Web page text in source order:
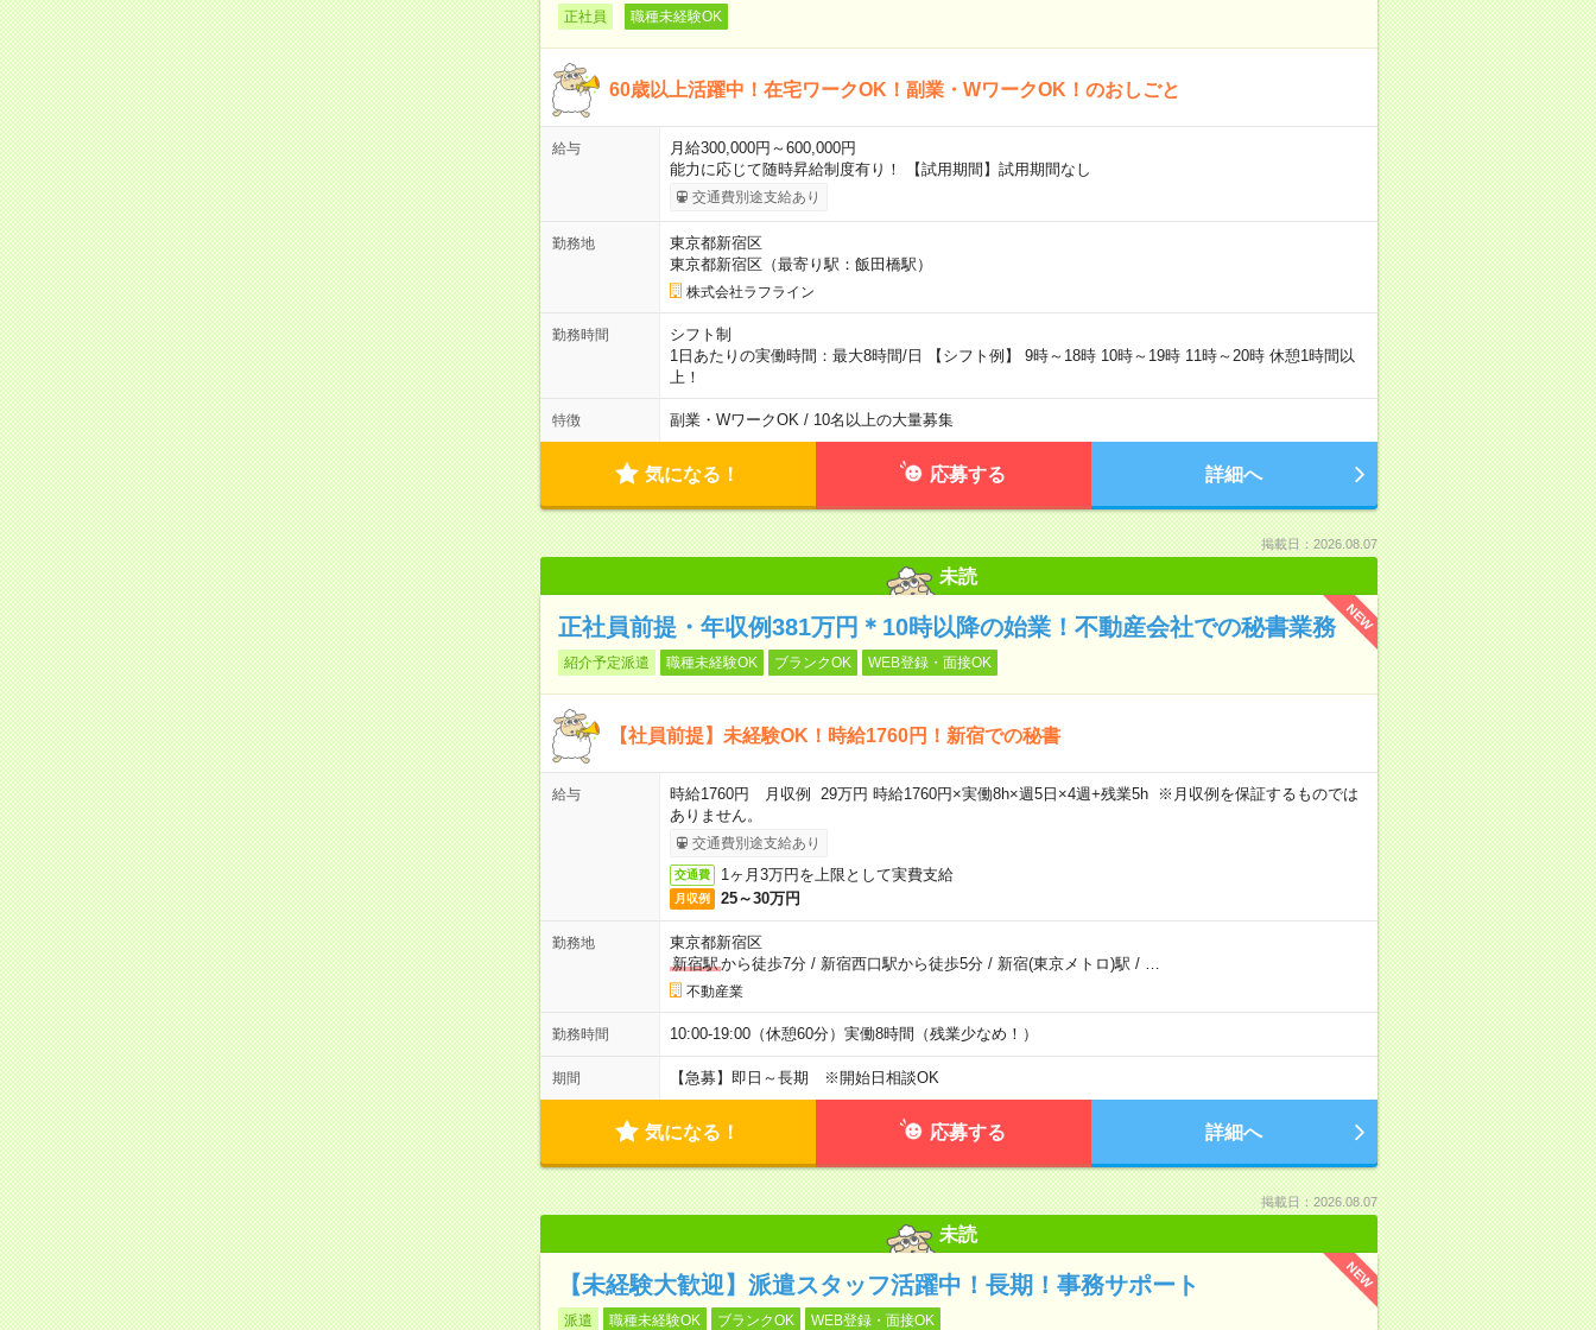
正社員 職種未経験OK
60歳以上活躍中！在宅ワークOK！副業・WワークOK！のおしごと
給与
月給300,000円～600,000円
能力に応じて随時昇給制度有り！ 【試用期間】試用期間なし
交通費別途支給あり
勤務地
東京都新宿区
東京都新宿区（最寄り駅：飯田橋駅）
株式会社ラフライン
勤務時間
シフト制
1日あたりの実働時間：最大8時間/日 【シフト例】 9時～18時 10時～19時 11時～20時 休憩1時間以
上！
特徴 副業・WワークOK / 10名以上の大量募集
気になる！ 応募する 詳細へ
掲載日：2026.08.07
未読
NEW
正社員前提・年収例381万円＊10時以降の始業！不動産会社での秘書業務
紹介予定派遣 職種未経験OK ブランクOK WEB登録・面接OK
【社員前提】未経験OK！時給1760円！新宿での秘書
給与
時給1760円 月収例 29万円 時給1760円×実働8h×週5日×4週+残業5h ※月収例を保証するものでは
ありません。
交通費別途支給あり
交通費 1ヶ月3万円を上限として実費支給
月収例 25～30万円
勤務地
東京都新宿区
新宿駅から徒歩7分/ 新宿西口駅から徒歩5分/ 新宿(東京メトロ)駅 /
不動産業
勤務時間 10:00-19:00（休憩60分）実働8時間（残業少なめ！）
期間 【急募】即日～長期 ※開始日相談OK
気になる！ 応募する 詳細へ
掲載日：2026.08.07
未読
NEW
【未経験大歓迎】派遣スタッフ活躍中！長期！事務サポート
派遣 職種未経験OK ブランクOK WEB登録・面接OK